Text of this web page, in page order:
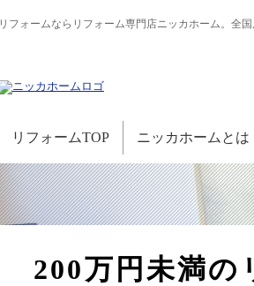
リフォームならリフォーム専門店ニッカホーム。全国
リフォームTOP ニッカホームとは
200万円未満の